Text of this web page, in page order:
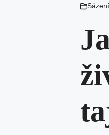
Sázení